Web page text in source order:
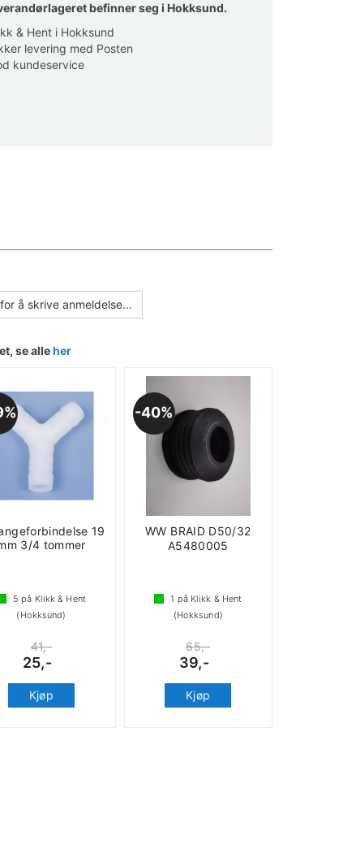
befinner seg i Hokksund.
& Hent i Hokksund
levering med Posten
kundeservice
å skrive anmeldelse...
se alleher
19
3/4 tommer
5 på Klikk & Hent
(Hokksund)
41,-
25,-
Kjøp
40%
WW BRAID D50/32
A5480005
1 på Klikk & Hent
(Hokksund)
65,-
39,-
Kjøp